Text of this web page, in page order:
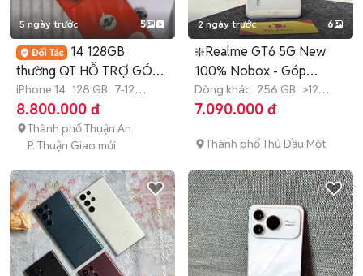
5 ngày trước 5
14 128GB
thường QT HỖ TRỢ GÓP
BAO NỢ XÂU🥰🥎Z
iPhone 14 128 GB 7-12
tháng
8.800.000 đ
Thành phố Thuận An
P. Thuận Giao mới
2 ngày trước 6
❇️Realme GT6 5G New
100% Nobox - Góp
Online
Dòng khác 256 GB >12
tháng
7.090.000 đ
Thành phố Thủ Dầu Một